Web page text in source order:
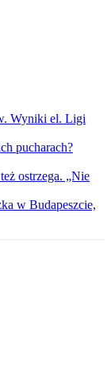
Wyniki el. Ligi
pucharach?
ostrzega. „Nie
w Budapeszcie,